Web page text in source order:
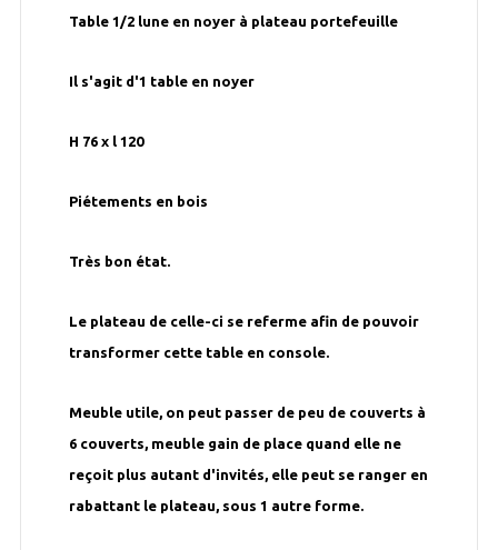
Table 1/2 lune en noyer à plateau portefeuille
Il s'agit d'1 table en noyer
H 76 x l 120
Piétements en bois
Très bon état.
Le plateau de celle-ci se referme afin de pouvoir
transformer cette table en console.
Meuble utile, on peut passer de peu de couverts à
6 couverts, meuble gain de place quand elle ne
reçoit plus autant d'invités, elle peut se ranger en
rabattant le plateau, sous 1 autre forme.